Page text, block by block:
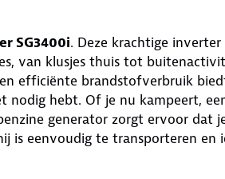
SG3400i. Deze krachtige
van klusjes thuis tot
efficiënte brandstofverbruik
nodig hebt. Of je nu kampeert,
generator zorgt ervoor dat
is eenvoudig te transporteren en